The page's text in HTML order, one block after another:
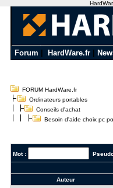
Forum HardWare.fr
FORUM HardWare.fr
Ordinateurs portables
Conseils d'achat
Besoin d'aide choix pc
Mot :
Auteur